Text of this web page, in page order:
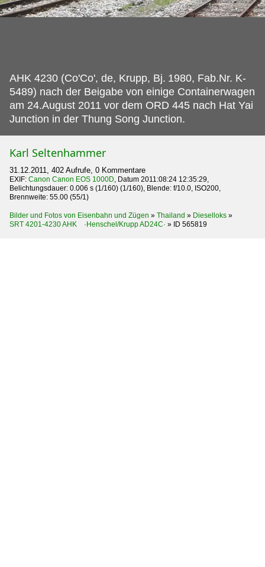
AHK 4230 (Co'Co', de, Krupp, Bj. 1980, Fab.Nr. K-
5489) nach der Beigabe von einige Containerwagen
am 24.August 2011 vor dem ORD 445 nach Hat Yai
Junction in der Thung Song Junction.
Karl Seltenhammer
31.12.2011, 402 Aufrufe, 0 Kommentare
EXIF: Canon Canon EOS 1000D , Datum 2011:08:24 12:35:29,
Belichtungsdauer: 0.006 s (1/160) (1/160), Blende: f/10.0, ISO200,
Brennweite: 55.00 (55/1)
Bilder und Fotos von Eisenbahn und Zügen » Thailand » Dieselloks »
SRT 4201-4230 AHK ·Henschel/Krupp AD24C· » ID 565819